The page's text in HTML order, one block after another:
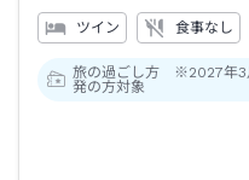
ツイン 食事なし
旅の過ごし方 ※2027年3
発の方対象